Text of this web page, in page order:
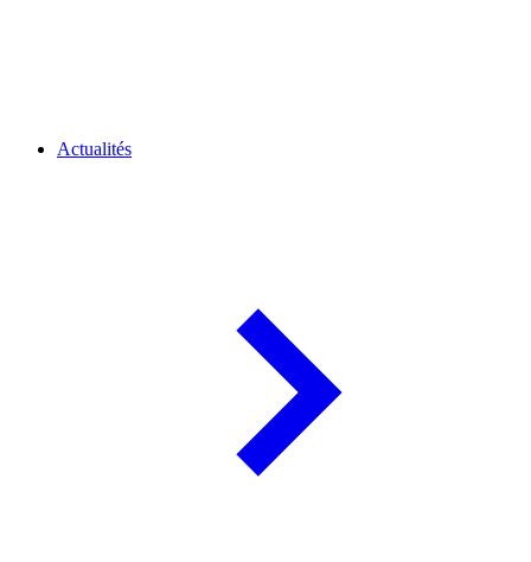
Actualités